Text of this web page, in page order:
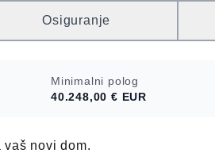
Osiguranje
Minimalni polog
40.248,00 € EUR
novi dom.